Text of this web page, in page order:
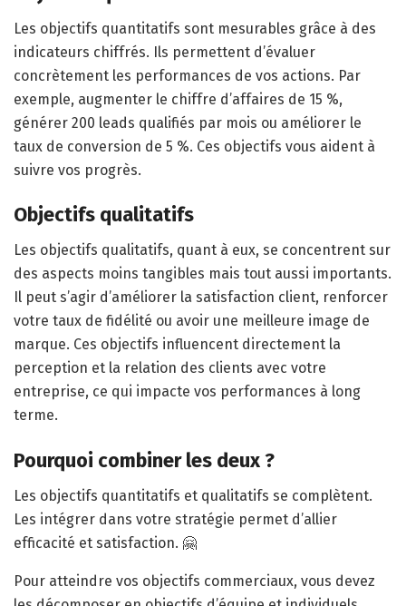
Les objectifs quantitatifs sont mesurables grâce à des
indicateurs chiffrés. Ils permettent d’évaluer
concrètement les performances de vos actions. Par
exemple, augmenter le chiffre d’affaires de 15 %,
générer 200 leads qualifiés par mois ou améliorer le
taux de conversion de 5 %. Ces objectifs vous aident à
suivre vos progrès.
Objectifs qualitatifs
Les objectifs qualitatifs, quant à eux, se concentrent sur
des aspects moins tangibles mais tout aussi importants.
Il peut s’agir d’améliorer la satisfaction client, renforcer
votre taux de fidélité ou avoir une meilleure image de
marque. Ces objectifs influencent directement la
perception et la relation des clients avec votre
entreprise, ce qui impacte vos performances à long
terme.
Pourquoi combiner les deux ?
Les objectifs quantitatifs et qualitatifs se complètent.
Les intégrer dans votre stratégie permet d’allier
efficacité et satisfaction. 🤗
Pour atteindre vos objectifs commerciaux, vous devez